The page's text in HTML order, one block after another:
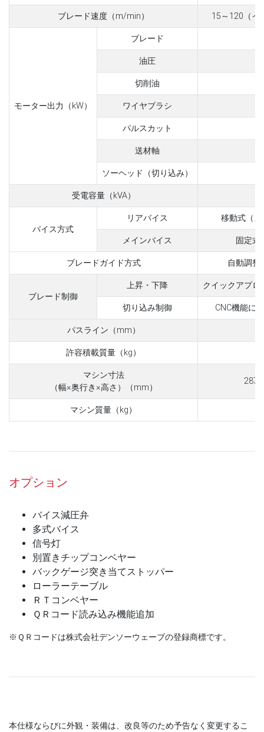
ブレード速度（m/min） 15～120（イ
モーター出力（kW）
ブレード
油圧
切削油
ワイヤブラシ
パルスカット
送材軸
ソーヘッド（切り込み）
受電容量（kVA）
バイス方式
リアバイス 移動式（
メインバイス 固定式
ブレードガイド方式 自動調整
ブレード制御
上昇・下降 クイックアプロ
切り込み制御 CNC機能に
パスライン（mm）
許容積載質量（kg）
マシン寸法
（幅×奥行き×高さ）（mm）
マシン質量（kg）
オプション
バイス減圧弁
多式バイス
信号灯
別置きチップコンベヤー
バックゲージ突き当てストッパー
ローラーテーブル
ＲＴコンベヤー
ＱＲコード読み込み機能追加
※ＱＲコードは株式会社デンソーウェーブの登録商標です。
本仕様ならびに外観・装備は、改良等のため予告なく変更するこ